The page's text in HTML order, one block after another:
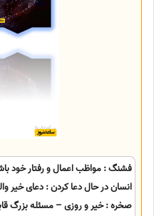
فشنگ : مواظب اعمال و رفتار خود
انسان در حال دعا کردن : دعای خیر
صخره : خیر و روزی – مسئله بزرگ